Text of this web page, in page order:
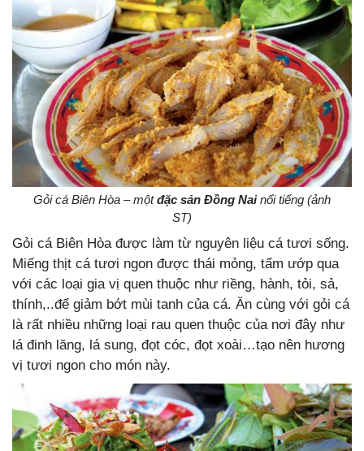
Gỏi cá Biên Hòa – mộtđặc sản Đồng Nainổi tiếng (ảnh
ST)
Gỏi cá Biên Hòa được làm từ nguyên liệu cá tươi sống.
Miếng thịt cá tươi ngon được thái mỏng, tẩm ướp qua
với các loại gia vị quen thuộc như riềng, hành, tỏi, sả,
thính,..để giảm bớt mùi tanh của cá. Ăn cùng với gỏi cá
là rất nhiều những loại rau quen thuộc của nơi đây như
lá đinh lăng, lá sung, đọt cóc, đọt xoài…tạo nên hương
vị tươi ngon cho món này.